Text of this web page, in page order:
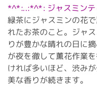
*^*:..:*^*: ジャスミン
緑茶にジャスミンの花
れたお茶のこと。ジャ
りが豊かな晴れの日に
が夜を徹して薫花作業
ければ多いほど、渋み
美な香りが続きます。